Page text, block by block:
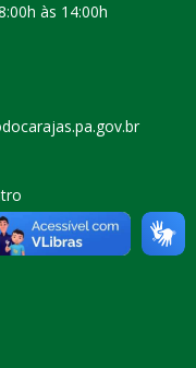
às 14:00h